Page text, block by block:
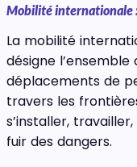
Mobilité internationale
La mobilité
désigne l’ensemble
déplacements de
travers les
s’installer,
fuir des dangers.